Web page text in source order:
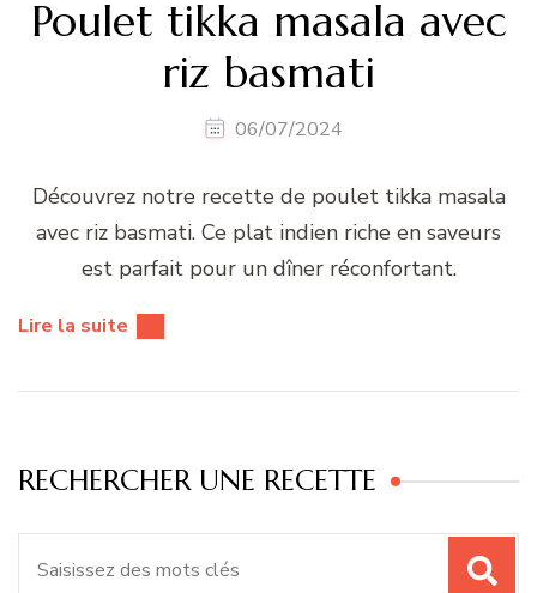
Poulet tikka masala avec
riz basmati
06/07/2024
Découvrez notre recette de poulet tikka masala
avec riz basmati. Ce plat indien riche en saveurs
est parfait pour un dîner réconfortant.
Lire la suite
RECHERCHER UNE RECETTE